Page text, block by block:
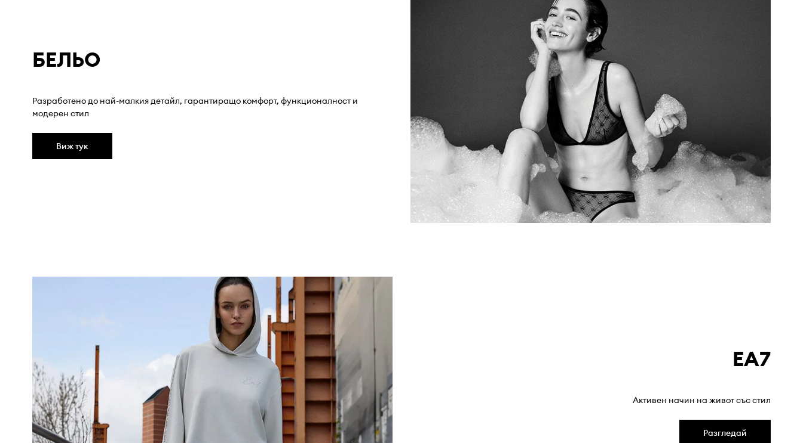
БЕЛЬО
Разработено до най-малкия детайл, гарантиращо комфорт, функционалност и
модерен стил
Виж тук
EA7
Активен начин на живот със стил
Разгледай